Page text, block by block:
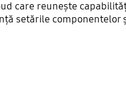
care reunește
setările